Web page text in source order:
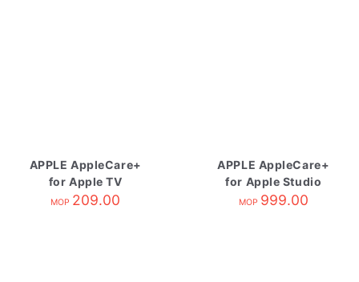
APPLE AppleCare+
for Apple TV
MOP 209.00
APPLE AppleCare+
for Apple Studio
Display
MOP 999.00